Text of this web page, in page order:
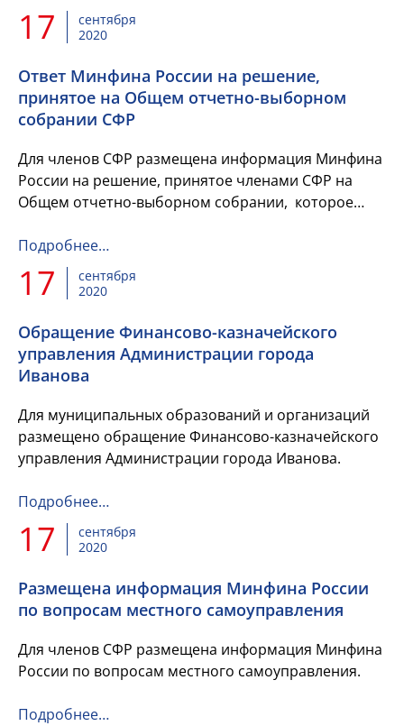
территориальных...
17
сентября
2020
Ответ Минфина России на решение,
принятое на Общем отчетно-выборном
собрании СФР
Для членов СФР размещена информация Минфина
России на решение, принятое членами СФР на
Общем отчетно-выборном собрании, которое
совместной аудио-видеоконференции...
Подробнее…
17
сентября
2020
Обращение Финансово-казначейского
управления Администрации города
Иванова
Для муниципальных образований и организаций
размещено обращение Финансово-казначейского
управления Администрации города Иванова.
Подробнее…
17
сентября
2020
Размещена информация Минфина России
по вопросам местного самоуправления
Для членов СФР размещена информация Минфина
России по вопросам местного самоуправления.
Подробнее…